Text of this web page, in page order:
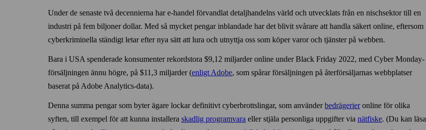
Under de senaste två decennierna har e‑handel förvandlat detalj­handelns värld och utvecklats från en nisch­sektor till en
industri på fem biljoner dollar. Med så mycket pengar inblandade har det blivit svårare att handla säkert online, eftersom
cyber­kriminella ständigt letar efter nya sätt att lura och utnyttja oss som köper varor och tjänster på webben.
Bara i USA spenderade konsumenter rekordstora $9,12 miljarder online under Black Friday 2022, med Cyber Monday-
försäljningen ännu högre, på $11,3 miljarder (enligt Adobe, som spårar försäljningen på åter­försäljarnas webb­platser
baserat på Adobe Analytics-data).
Denna summa pengar som byter ägare lockar definitivt cyber­brottslingar, som använderbedrägerieronline för olika
syften, till exempel för att kunna installera skadlig programvara eller stjäla personliga uppgifter via nät­fiske. (Du kan läsa